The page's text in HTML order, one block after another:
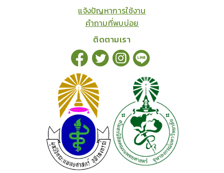
แจ้งปัญหาการใช้งาน
คำถามที่พบบ่อย
ติดตามเรา